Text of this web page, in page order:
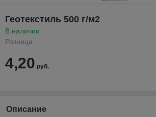
Геотекстиль 500 г/м2
В наличии
Розница
4,20 руб.
Описание